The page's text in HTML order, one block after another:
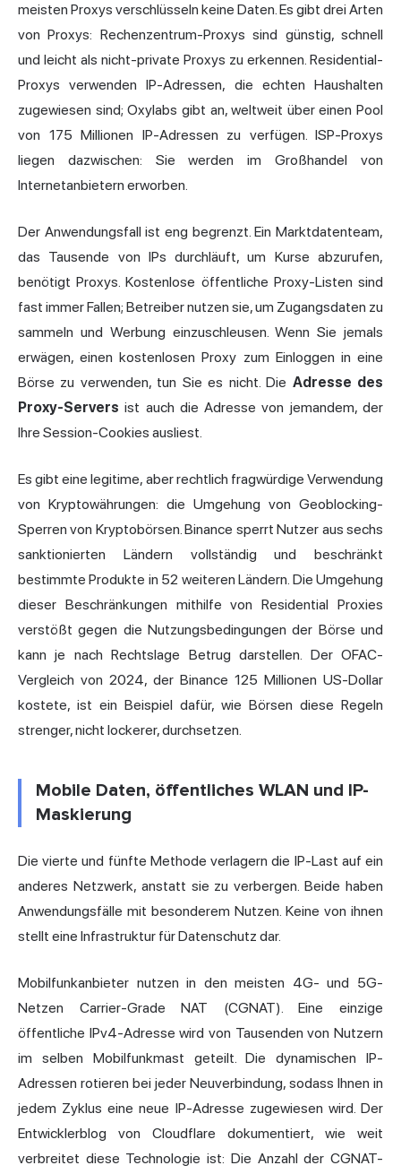
meisten Proxys verschlüsseln keine Daten. Es gibt drei Arten
von Proxys: Rechenzentrum-Proxys sind günstig, schnell
und leicht als nicht-private Proxys zu erkennen. Residential-
Proxys verwenden IP-Adressen, die echten Haushalten
zugewiesen sind; Oxylabs gibt an, weltweit über einen Pool
von 175 Millionen IP-Adressen zu verfügen. ISP-Proxys
liegen dazwischen: Sie werden im Großhandel von
Internetanbietern erworben.
Der Anwendungsfall ist eng begrenzt. Ein Marktdatenteam,
das Tausende von IPs durchläuft, um Kurse abzurufen,
benötigt Proxys. Kostenlose öffentliche Proxy-Listen sind
fast immer Fallen; Betreiber nutzen sie, um Zugangsdaten zu
sammeln und Werbung einzuschleusen. Wenn Sie jemals
erwägen, einen kostenlosen Proxy zum Einloggen in eine
Börse zu verwenden, tun Sie es nicht. Die Adresse des
Proxy-Servers ist auch die Adresse von jemandem, der
Ihre Session-Cookies ausliest.
Es gibt eine legitime, aber rechtlich fragwürdige Verwendung
von Kryptowährungen: die Umgehung von Geoblocking-
Sperren von Kryptobörsen. Binance sperrt Nutzer aus sechs
sanktionierten Ländern vollständig und beschränkt
bestimmte Produkte in 52 weiteren Ländern. Die Umgehung
dieser Beschränkungen mithilfe vonResidential Proxies
verstößt gegen die Nutzungsbedingungen der Börse und
kann je nach Rechtslage Betrug darstellen. Der OFAC-
Vergleich von 2024, der Binance 125 Millionen US-Dollar
kostete, ist ein Beispiel dafür, wie Börsen diese Regeln
strenger, nicht lockerer, durchsetzen.
Mobile Daten, öffentliches WLAN und IP-
Maskierung
Die vierte und fünfte Methode verlagern die IP-Last auf ein
anderes Netzwerk, anstatt sie zu verbergen. Beide haben
Anwendungsfälle mit besonderem Nutzen. Keine von ihnen
stellt eine Infrastruktur für Datenschutz dar.
Mobilfunkanbieter nutzen in den meisten 4G- und 5G-
Netzen Carrier-Grade NAT (CGNAT). Eine einzige
öffentliche IPv4-Adresse wird von Tausenden von Nutzern
im selben Mobilfunkmast geteilt. Die dynamischen IP-
Adressen rotieren bei jeder Neuverbindung, sodass Ihnen in
jedem Zyklus eine neue IP-Adresse zugewiesen wird. Der
Entwicklerblog von Cloudflare dokumentiert, wie weit
verbreitet diese Technologie ist: Die Anzahl der CGNAT-